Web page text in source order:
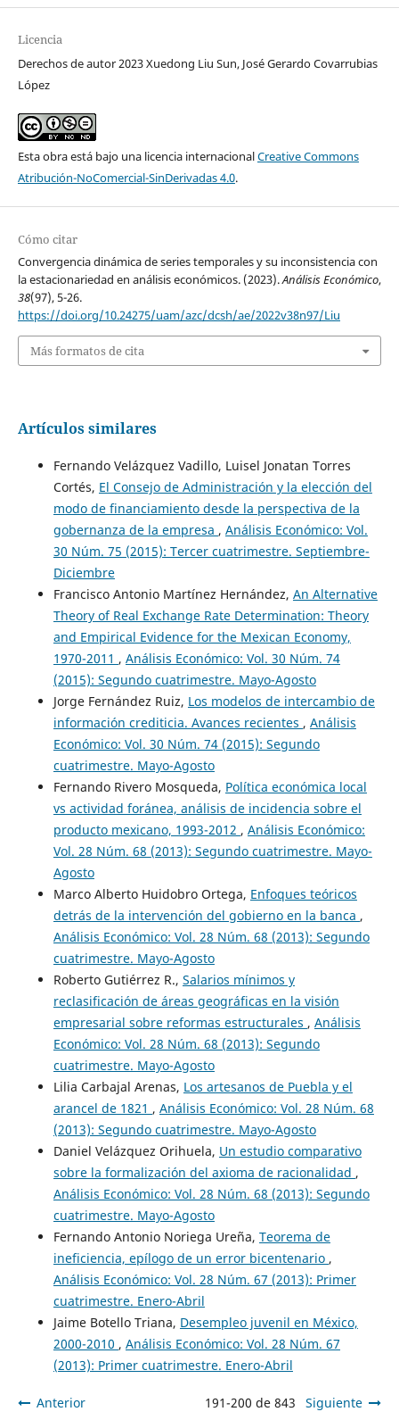
Licencia
Derechos de autor 2023 Xuedong Liu Sun, José Gerardo Covarrubias
López
Esta obra está bajo una licencia internacionalCreative Commons
Atribución-NoComercial-SinDerivadas 4.0.
Cómo citar
Convergencia dinámica de series temporales y su inconsistencia con
la estacionariedad en análisis económicos. (2023).Análisis Económico,
38(97), 5-26.
https://doi.org/10.24275/uam/azc/dcsh/ae/2022v38n97/Liu
Más formatos de cita
Artículos similares
Fernando Velázquez Vadillo, Luisel Jonatan Torres
Cortés, El Consejo de Administración y la elección del
modo de financiamiento desde la perspectiva de la
gobernanza de la empresa , Análisis Económico: Vol.
30 Núm. 75 (2015): Tercer cuatrimestre. Septiembre-
Diciembre
Francisco Antonio Martínez Hernández, An Alternative
Theory of Real Exchange Rate Determination: Theory
and Empirical Evidence for the Mexican Economy,
1970-2011 , Análisis Económico: Vol. 30 Núm. 74
(2015): Segundo cuatrimestre. Mayo-Agosto
Jorge Fernández Ruiz, Los modelos de intercambio de
información crediticia. Avances recientes , Análisis
Económico: Vol. 30 Núm. 74 (2015): Segundo
cuatrimestre. Mayo-Agosto
Fernando Rivero Mosqueda, Política económica local
vs actividad foránea, análisis de incidencia sobre el
producto mexicano, 1993-2012 , Análisis Económico:
Vol. 28 Núm. 68 (2013): Segundo cuatrimestre. Mayo-
Agosto
Marco Alberto Huidobro Ortega, Enfoques teóricos
detrás de la intervención del gobierno en la banca ,
Análisis Económico: Vol. 28 Núm. 68 (2013): Segundo
cuatrimestre. Mayo-Agosto
Roberto Gutiérrez R., Salarios mínimos y
reclasificación de áreas geográficas en la visión
empresarial sobre reformas estructurales , Análisis
Económico: Vol. 28 Núm. 68 (2013): Segundo
cuatrimestre. Mayo-Agosto
Lilia Carbajal Arenas, Los artesanos de Puebla y el
arancel de 1821 , Análisis Económico: Vol. 28 Núm. 68
(2013): Segundo cuatrimestre. Mayo-Agosto
Daniel Velázquez Orihuela, Un estudio comparativo
sobre la formalización del axioma de racionalidad ,
Análisis Económico: Vol. 28 Núm. 68 (2013): Segundo
cuatrimestre. Mayo-Agosto
Fernando Antonio Noriega Ureña, Teorema de
ineficiencia, epílogo de un error bicentenario ,
Análisis Económico: Vol. 28 Núm. 67 (2013): Primer
cuatrimestre. Enero-Abril
Jaime Botello Triana, Desempleo juvenil en México,
2000-2010 , Análisis Económico: Vol. 28 Núm. 67
(2013): Primer cuatrimestre. Enero-Abril
Anterior 191-200 de 843 Siguiente